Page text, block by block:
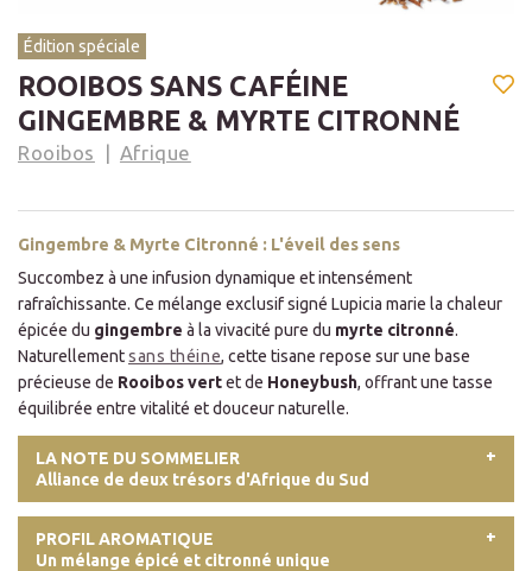
Édition spéciale
ROOIBOS SANS CAFÉINE
GINGEMBRE & MYRTE CITRONNÉ
Rooibos Afrique
Gingembre & Myrte Citronné : L'éveil des sens
Succombez à une infusion dynamique et intensément
rafraîchissante. Ce mélange exclusif signé Lupicia marie la chaleur
épicée du gingembre à la vivacité pure du myrte citronné.
Naturellementsans théine, cette tisane repose sur une base
précieuse de Rooibos vertet de Honeybush, offrant une tasse
équilibrée entre vitalité et douceur naturelle.
LA NOTE DU SOMMELIER
Alliance de deux trésors d'Afrique du Sud
PROFIL AROMATIQUE
Un mélange épicé et citronné unique